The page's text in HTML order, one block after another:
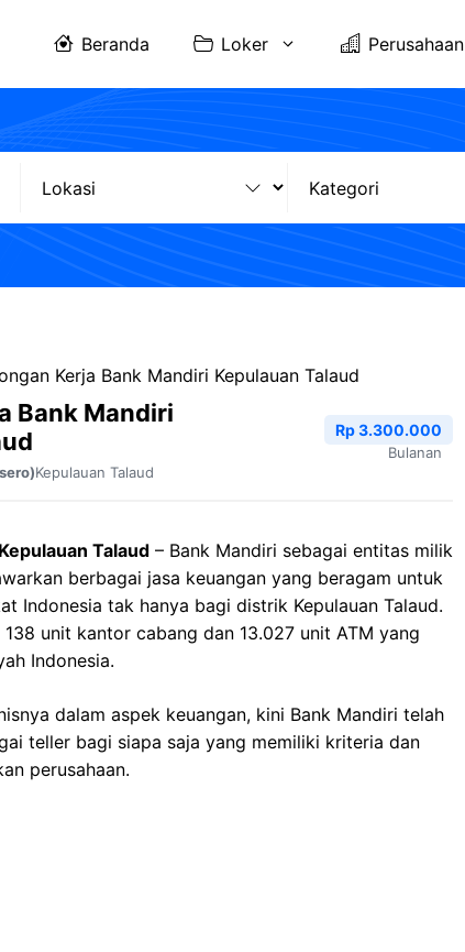
Beranda Loker Perusahaan
Kerja Bank Mandiri Kepulauan Talaud
Bank Mandiri
Kepulauan Talaud
Rp 3.300.000
Bulanan
Talaud – Bank Mandiri sebagai entitas milik
berbagai jasa keuangan yang beragam untuk
Indonesia tak hanya bagi distrik Kepulauan Talaud.
unit kantor cabang dan 13.027 unit ATM yang
Indonesia.
dalam aspek keuangan, kini Bank Mandiri telah
teller bagi siapa saja yang memiliki kriteria dan
perusahaan.